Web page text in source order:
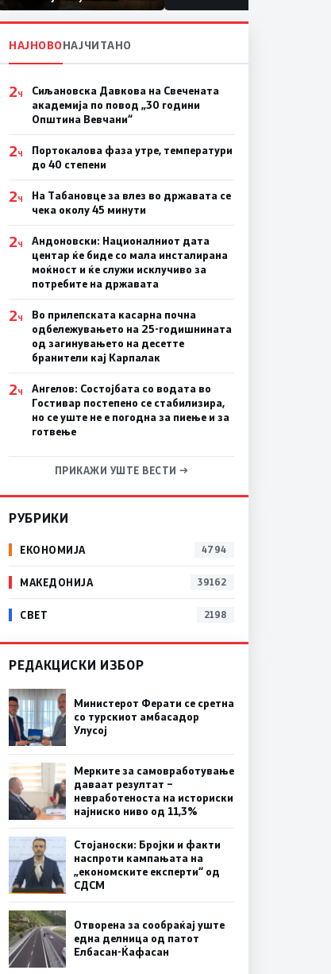
првачиња помалку
НАЈНОВОНАЈЧИТАНО
2Ч
Сиљановска Давкова на Свечената
академија по повод „30 години
Општина Вевчани“
2Ч
Портокалова фаза утре, температури
до 40 степени
2Ч
На Табановце за влез во државата се
чека околу 45 минути
2Ч
Андоновски: Националниот дата
центар ќе биде со мала инсталирана
моќност и ќе служи исклучиво за
потребите на државата
2Ч
Во прилепската касарна почна
одбележувањето на 25-годишнината
од загинувањето на десетте
бранители кај Карпалак
2Ч
Ангелов: Состојбата со водата во
Гостивар постепено се стабилизира,
но се уште не е погодна за пиење и за
готвење
ПРИКАЖИ УШТЕ ВЕСТИ →
РУБРИКИ
ЕКОНОМИЈА 4794
МАКЕДОНИЈА 39162
СВЕТ 2198
РЕДАКЦИСКИ ИЗБОР
Министерот Ферати се сретна
со турскиот амбасадор
Улусој
Мерките за самовработување
даваат резултат –
невработеноста на историски
најниско ниво од 11,3%
Стојаноски: Бројки и факти
наспроти кампањата на
„економските експерти“ од
СДСM
Отворена за сообраќај уште
една делница од патот
Елбасан-Ќафасан